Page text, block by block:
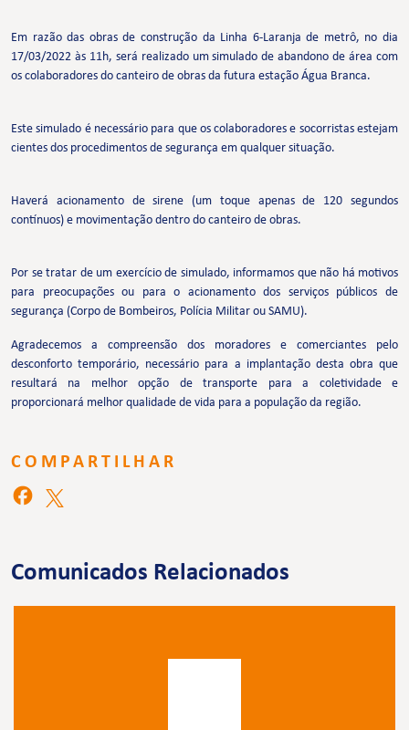
Em razão das obras de construção da Linha 6-Laranja de metrô, no dia
17/03/2022 às 11h, será realizado um simulado de abandono de área com
os colaboradores do canteiro de obras da futura estação Água Branca.
Este simulado é necessário para que os colaboradores e socorristas estejam
cientes dos procedimentos de segurança em qualquer situação.
Haverá acionamento de sirene (um toque apenas de 120 segundos
contínuos) e movimentação dentro do canteiro de obras.
Por se tratar de um exercício de simulado, informamos que não há motivos
para preocupações ou para o acionamento dos serviços públicos de
segurança (Corpo de Bombeiros, Polícia Militar ou SAMU).
Agradecemos a compreensão dos moradores e comerciantes pelo
desconforto temporário, necessário para a implantação desta obra que
resultará na melhor opção de transporte para a coletividade e
proporcionará melhor qualidade de vida para a população da região.
COMPARTILHAR
Comunicados Relacionados